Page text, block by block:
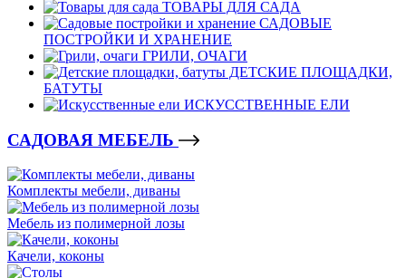
ТОВАРЫ ДЛЯ САДА
САДОВЫЕ
ПОСТРОЙКИ И ХРАНЕНИЕ
ГРИЛИ, ОЧАГИ
ДЕТСКИЕ ПЛОЩАДКИ,
БАТУТЫ
ИСКУССТВЕННЫЕ ЕЛИ
САДОВАЯ МЕБЕЛЬ
Комплекты мебели, диваны
Мебель из полимерной лозы
Качели, коконы